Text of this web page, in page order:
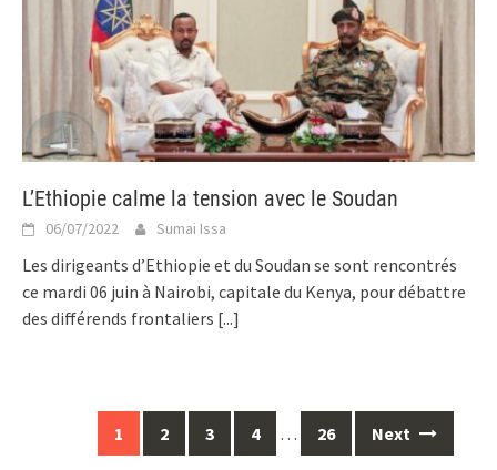
L’Ethiopie calme la tension avec le Soudan
06/07/2022 Sumai Issa
Les dirigeants d’Ethiopie et du Soudan se sont rencontrés
ce mardi 06 juin à Nairobi, capitale du Kenya, pour débattre
des différends frontaliers [...]
navigation
1 2 3 4 … 26 Next